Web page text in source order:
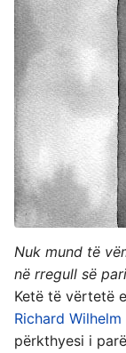
Nuk mund të
në rregull së
Ketë të vërtetë
Richard Wilhelm
përkthyesi i